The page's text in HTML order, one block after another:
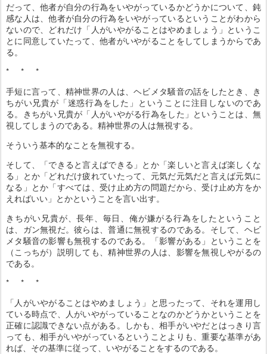
だって、他者が自分の行為をいやがっているかどうかについて、鈍
感な人は、他者が自分の行為をいやがっているということがわから
ないので、どれだけ「人がいやがることはやめましょう」というこ
とに同意していたって、他者がいやがることをしてしまうからであ
る。
* * *
手短に言って、精神世界の人は、ヘビメタ騒音の話をしたとき、き
ちがい兄貴が「迷惑行為をした」ということに注目しないのであ
る。きちがい兄貴が「人がいやがる行為をした」ということは、無
視してしまうのである。精神世界の人は無視する。
そういう基本的なことを無視する。
そして、「できると言えばできる」とか「楽しいと言えば楽しくな
る」とか「どれだけ疲れていたって、元気だ元気だと言えば元気に
なる」とか「すべては、受け止め方の問題だから、受け止め方をか
えればいい」とかということを言い出す。
きちがい兄貴が、長年、毎日、俺が嫌がる行為をしたということ
は、ガン無視だ。彼らは、普通に無視するのである。そして、ヘビ
メタ騒音の影響も無視するのである。「影響がある」ということを
（こっちが）説明しても、精神世界の人は、影響を無視しやがるの
である。
* * *
「人がいやがることはやめましょう」と思ったって、それを運用し
ている時点で、人がいやがっていることなのかどうかということを
正確に認識できない点がある。しかも、相手がいやだとはっきり言
っても、相手がいやがっているということよりも、重要な基準があ
れば、その基準に従って、いやがることをするのである。